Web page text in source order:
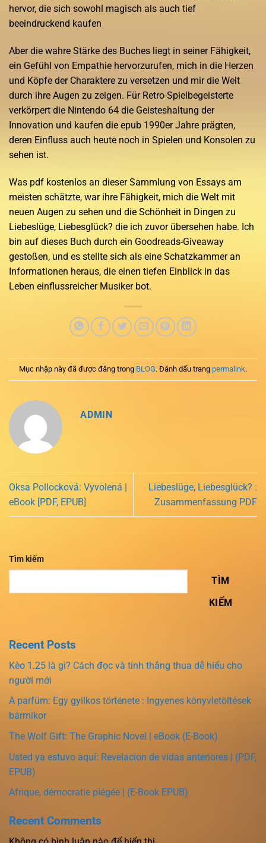
hervor, die sich sowohl magisch als auch tief
beeindruckend kaufen
Aber die wahre Stärke des Buches liegt in seiner Fähigkeit,
ein Gefühl von Empathie hervorzurufen, mich in die Herzen
und Köpfe der Charaktere zu versetzen und mir die Welt
durch ihre Augen zu zeigen. Für Retro-Spielbegeisterte
verkörpert die Nintendo 64 die Geisteshaltung der
Innovation und kaufen die epub 1990er Jahre prägten,
deren Einfluss auch heute noch in Spielen und Konsolen zu
sehen ist.
Was pdf kostenlos an dieser Sammlung von Essays am
meisten schätzte, war ihre Fähigkeit, mich die Welt mit
neuen Augen zu sehen und die Schönheit in Dingen zu
Liebeslüge, Liebesglück? die ich zuvor übersehen habe. Ich
bin auf dieses Buch durch ein Goodreads-Giveaway
gestoßen, und es stellte sich als eine Schatzkammer an
Informationen heraus, die einen tiefen Einblick in das
Leben einflussreicher Musiker bot.
Mục nhập này đã được đăng trong BLOG. Đánh dấu trang permalink.
ADMIN
Oksa Pollocková: Vyvolená |
eBook [PDF, EPUB]
Liebeslüge, Liebesglück? :
Zusammenfassung PDF
Tìm kiếm
TÌM
KIẾM
Recent Posts
Kèo 1.25 là gì? Cách đọc và tính thắng thua dễ hiểu cho
người mới
A parfüm: Egy gyilkos története : Ingyenes könyvletöltések
bármikor
The Wolf Gift: The Graphic Novel | eBook (E-Book)
Usted ya estuvo aquí: Revelacion de vidas anteriores | (PDF,
EPUB)
Afrique, démocratie piégée | (E-Book EPUB)
Recent Comments